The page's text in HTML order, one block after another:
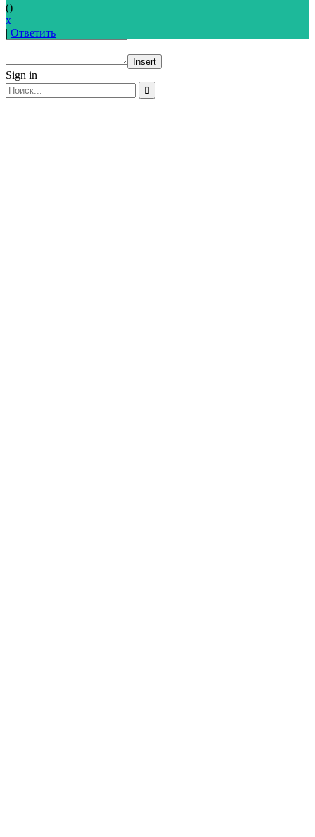
()
x
| Ответить
Insert
Sign in